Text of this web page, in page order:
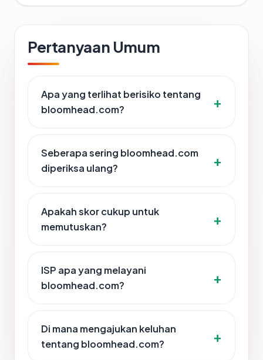
Pertanyaan Umum
Apa yang terlihat berisiko tentang
bloomhead.com?
Seberapa sering bloomhead.com
diperiksa ulang?
Apakah skor cukup untuk
memutuskan?
ISP apa yang melayani
bloomhead.com?
Di mana mengajukan keluhan
tentang bloomhead.com?